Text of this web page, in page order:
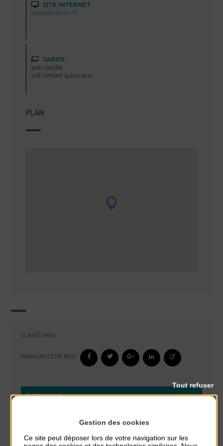
SITE INTERNET
labaladedanton.fr
TARIFS
22€/adulte
12€/enfant (4 à 12 ans)
PLAN
CLASSÉ DANS :
PARTAGER CETTE INFO :
À noter aussi
Place du Général de Gaulle
Gestion des cookies
Ce site peut déposer lors de votre navigation sur les
Tout refuser